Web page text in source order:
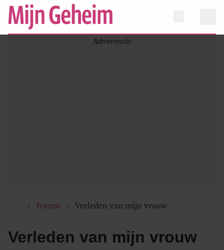
Forum Verleden van mijn vrouw
Verleden van mijn vrouw